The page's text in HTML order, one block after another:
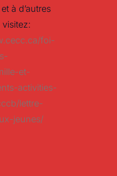
à d’autres
visitez:
foi-
et-
activities-
lettre-
jeunes/